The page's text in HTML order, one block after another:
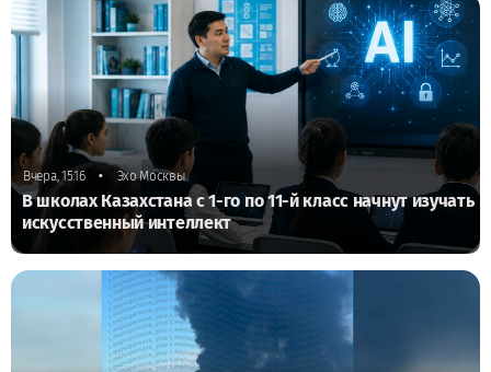
Вчера, 15:16 • Эхо Москвы
В школах Казахстана с 1-го по 11-й класс начнут изучать
искусственный интеллект